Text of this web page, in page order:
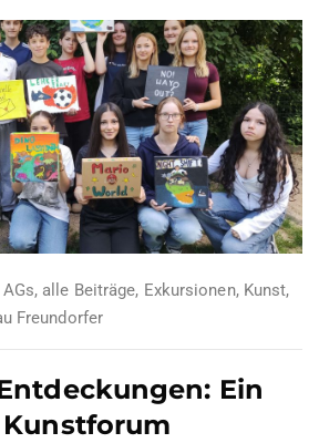
AGs, alle Beiträge, Exkursionen, Kunst,
Freundorfer
Ein